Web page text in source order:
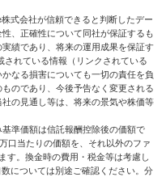
式会社が信頼できると判断したデー
、正確性について同社が保証するも
績であり、将来の運用成果を保証す
されている情報（リンクされている
なる損害についても一切の責任を負
のであり、今後予告なく変更される
の見通し等は、将来の景気や株価等
準価額は信託報酬控除後の価額で
口当たりの価額を、それ以外のファ
す。換金時の費用・税金等は考慮し
については別途ご確認ください。分